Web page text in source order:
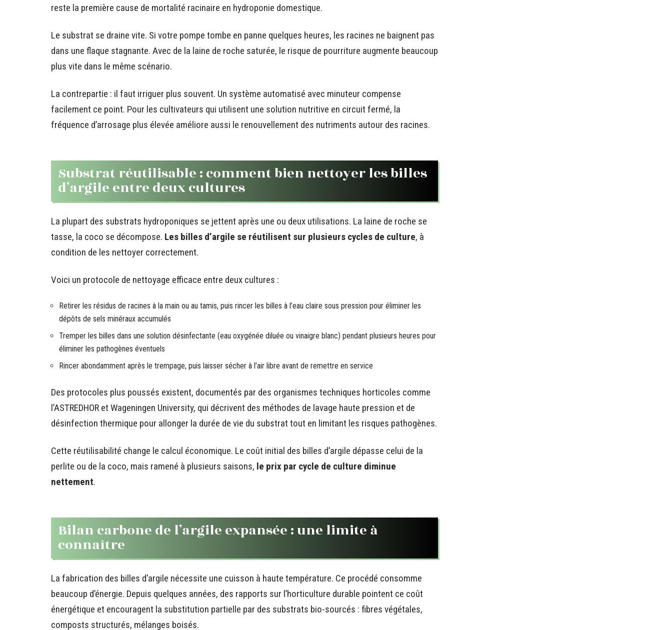
reste la première cause de mortalité racinaire en hydroponie domestique.
Le substrat se draine vite. Si votre pompe tombe en panne quelques heures, les racines ne baignent pas
dans une flaque stagnante. Avec de la laine de roche saturée, le risque de pourriture augmente beaucoup
plus vite dans le même scénario.
La contrepartie : il faut irriguer plus souvent. Un système automatisé avec minuteur compense
facilement ce point. Pour les cultivateurs qui utilisent une solution nutritive en circuit fermé, la
fréquence d’arrosage plus élevée améliore aussi le renouvellement des nutriments autour des racines.
Substrat réutilisable : comment bien nettoyer les billes
d’argile entre deux cultures
La plupart des substrats hydroponiques se jettent après une ou deux utilisations. La laine de roche se
tasse, la coco se décompose. Les billes d’argile se réutilisent sur plusieurs cycles de culture, à
condition de les nettoyer correctement.
Voici un protocole de nettoyage efficace entre deux cultures :
Retirer les résidus de racines à la main ou au tamis, puis rincer les billes à l’eau claire sous pression pour éliminer les
dépôts de sels minéraux accumulés
Tremper les billes dans une solution désinfectante (eau oxygénée diluée ou vinaigre blanc) pendant plusieurs heures pour
éliminer les pathogènes éventuels
Rincer abondamment après le trempage, puis laisser sécher à l’air libre avant de remettre en service
Des protocoles plus poussés existent, documentés par des organismes techniques horticoles comme
l’ASTREDHOR et Wageningen University, qui décrivent des méthodes de lavage haute pression et de
désinfection thermique pour allonger la durée de vie du substrat tout en limitant les risques pathogènes.
Cette réutilisabilité change le calcul économique. Le coût initial des billes d’argile dépasse celui de la
perlite ou de la coco, mais ramené à plusieurs saisons, le prix par cycle de culture diminue
nettement.
Bilan carbone de l’argile expansée : une limite à
connaître
La fabrication des billes d’argile nécessite une cuisson à haute température. Ce procédé consomme
beaucoup d’énergie. Depuis quelques années, des rapports sur l’horticulture durable pointent ce coût
énergétique et encouragent la substitution partielle par des substrats bio-sourcés : fibres végétales,
composts structurés, mélanges boisés.